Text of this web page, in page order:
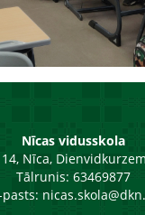
Nīcas vidusskola
Nīca,
Tālrunis: 63469877
pasts: